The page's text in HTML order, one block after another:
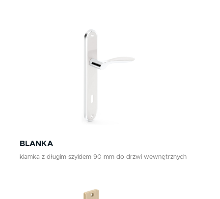
BLANKA
klamka z długim szyldem 90 mm do drzwi wewnętrznych